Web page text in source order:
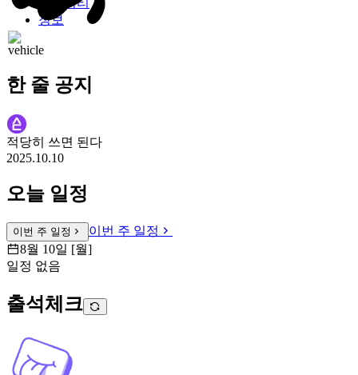
정보
한 줄 공지
적당히 쓰면 된다
2025.10.10
오늘 일정
이번 주 일정
이번 주 일정
8월 10일 [월]
일정 없음
출석체크